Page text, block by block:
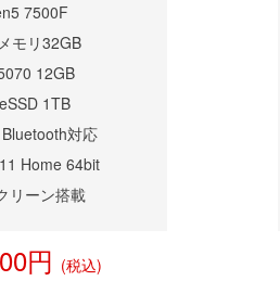
7500F
モリ32GB
12GB
1TB
対応
Home 64bit
リーン搭載
円 (税込)